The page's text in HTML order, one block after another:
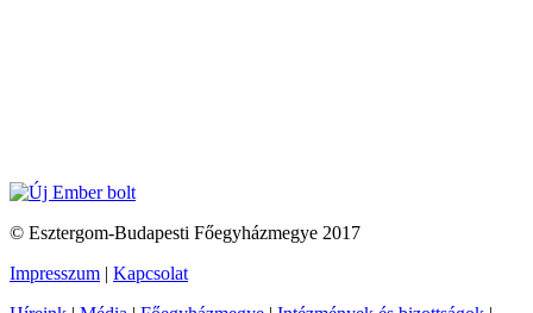
© Esztergom-Budapesti Főegyházmegye 2017
Impresszum | Kapcsolat